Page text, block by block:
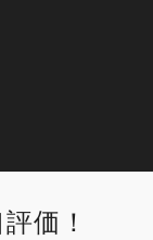
価！